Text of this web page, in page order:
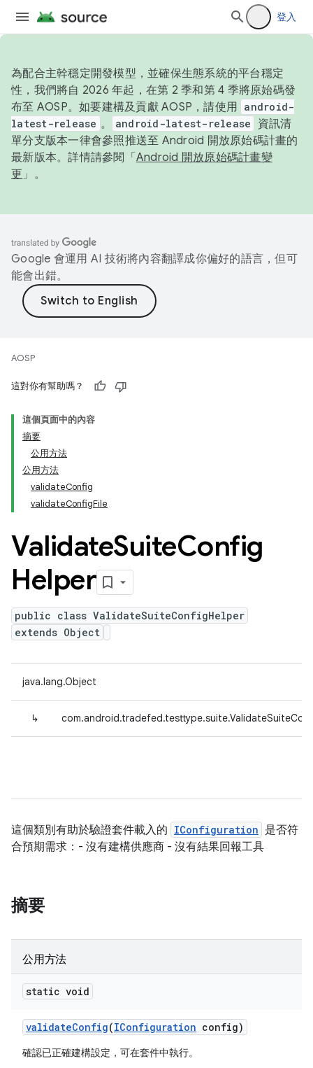
登入
為配合主幹穩定開發模型，並確保生態系統的平台穩定
性，我們將自 2026 年起，在第 2 季和第 4 季將原始碼發
布至 AOSP。如要建構及貢獻 AOSP，請使用 android-
latest-release 。 android-latest-release
資訊清
單分支版本一律會參照推送至 Android 開放原始碼計畫的
最新版本。詳情請參閱「 Android 開放原始碼計畫變
更 」。
Google 會運用 AI 技術將內容翻譯成你偏好的語言，但可
能會出錯。
AOSP
這對你有幫助嗎？
這個頁面中的內容
摘要
公用方法
公用方法
validateConfig
validateConfigFile
ValidateSuiteConfig
Helper
public class ValidateSuiteConfigHelper
extends Object
java.lang.Object
↳
這個類別有助於驗證套件載入的 IConfiguration 是否符
合預期需求：- 沒有建構供應商 - 沒有結果回報工具
摘要
公用方法
static void
validateConfig(IConfiguration config)
確認已正確建構設定，可在套件中執行。